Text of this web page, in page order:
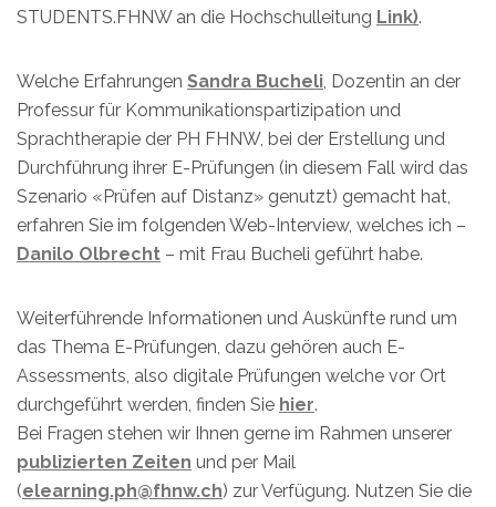
STUDENTS.FHNW an die Hochschulleitung Link).
Welche Erfahrungen Sandra Bucheli , Dozentin an der
Professur für Kommunikationspartizipation und
Sprachtherapie der PH FHNW, bei der Erstellung und
Durchführung ihrer E-Prüfungen (in diesem Fall wird das
Szenario «Prüfen auf Distanz» genutzt) gemacht hat,
erfahren Sie im folgenden Web-Interview, welches ich –
Danilo Olbrecht – mit Frau Bucheli geführt habe.
Weiterführende Informationen und Auskünfte rund um
das Thema E-Prüfungen, dazu gehören auch E-
Assessments, also digitale Prüfungen welche vor Ort
durchgeführt werden, finden Sie hier.
Bei Fragen stehen wir Ihnen gerne im Rahmen unserer
publizierten Zeiten und per Mail
(elearning.ph@fhnw.ch) zur Verfügung. Nutzen Sie die